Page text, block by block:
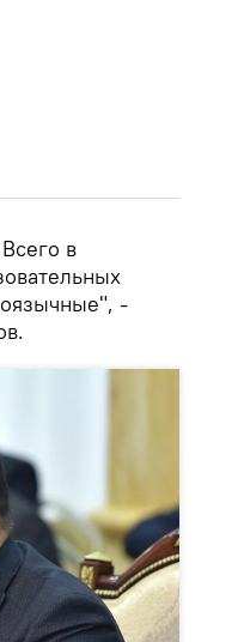
в
-